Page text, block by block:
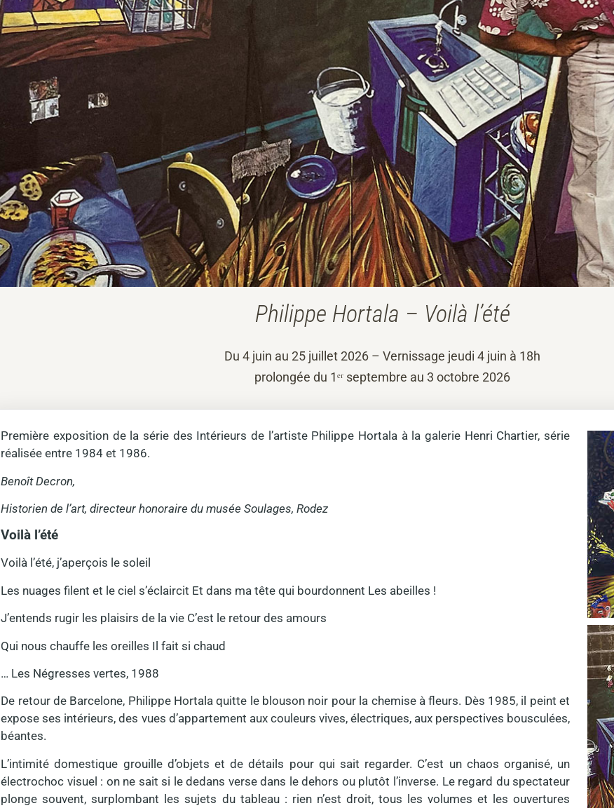
Philippe Hortala – Voilà l’été
Du 4 juin au 25 juillet 2026 – Vernissage jeudi 4 juin à 18h
prolongée du 1ᵉʳ septembre au 3 octobre 2026
Première exposition de la série des Intérieurs de l’artiste Philippe Hortala à la galerie Henri Chartier, série
réalisée entre 1984 et 1986.
Benoît Decron,
Historien de l’art, directeur honoraire du musée Soulages, Rodez
Voilà l’été
Voilà l’été, j’aperçois le soleil
Les nuages filent et le ciel s’éclaircit Et dans ma tête qui bourdonnent Les abeilles !
J’entends rugir les plaisirs de la vie C’est le retour des amours
Qui nous chauffe les oreilles Il fait si chaud
… Les Négresses vertes, 1988
De retour de Barcelone, Philippe Hortala quitte le blouson noir pour la chemise à fleurs. Dès 1985, il peint et
expose ses intérieurs, des vues d’appartement aux couleurs vives, électriques, aux perspectives bousculées,
béantes.
L’intimité domestique grouille d’objets et de détails pour qui sait regarder. C’est un chaos organisé, un
électrochoc visuel : on ne sait si le dedans verse dans le dehors ou plutôt l’inverse. Le regard du spectateur
plonge souvent, surplombant les sujets du tableau : rien n’est droit, tous les volumes et les ouvertures